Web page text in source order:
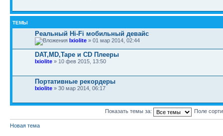
ТЕМЫ
Реальный Hi-Fi мобильный девайс
Ixiolite » 01 мар 2014, 02:44
DAT,MD,Tape и CD Плееры
Ixiolite » 10 фев 2015, 13:50
Портативные рекордеры
Ixiolite » 30 мар 2014, 06:17
Показать темы за: Поле
Новая тема